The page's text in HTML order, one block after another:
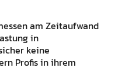
am Zeitaufwand
in
keine
Profis in ihrem